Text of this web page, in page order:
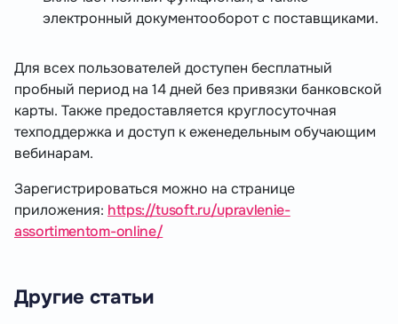
электронный документооборот с поставщиками.
Для всех пользователей доступен бесплатный
пробный период на 14 дней без привязки банковской
карты. Также предоставляется круглосуточная
техподдержка и доступ к еженедельным обучающим
вебинарам.
Зарегистрироваться можно на странице
приложения: https://tusoft.ru/upravlenie-
assortimentom-online/
Другие статьи